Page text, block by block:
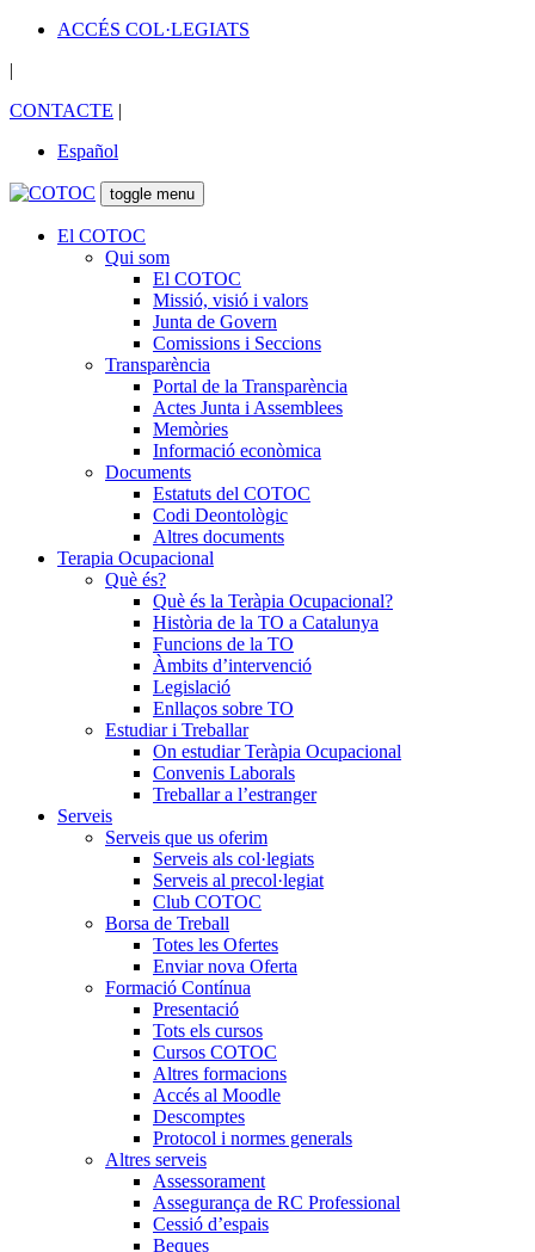
ACCÉS COL·LEGIATS
|
CONTACTE |
Español
toggle menu
El COTOC
Qui som
El COTOC
Missió, visió i valors
Junta de Govern
Comissions i Seccions
Transparència
Portal de la Transparència
Actes Junta i Assemblees
Memòries
Informació econòmica
Documents
Estatuts del COTOC
Codi Deontològic
Altres documents
Terapia Ocupacional
Què és?
Què és la Teràpia Ocupacional?
Història de la TO a Catalunya
Funcions de la TO
Àmbits d’intervenció
Legislació
Enllaços sobre TO
Estudiar i Treballar
On estudiar Teràpia Ocupacional
Convenis Laborals
Treballar a l’estranger
Serveis
Serveis que us oferim
Serveis als col·legiats
Serveis al precol·legiat
Club COTOC
Borsa de Treball
Totes les Ofertes
Enviar nova Oferta
Formació Contínua
Presentació
Tots els cursos
Cursos COTOC
Altres formacions
Accés al Moodle
Descomptes
Protocol i normes generals
Altres serveis
Assessorament
Assegurança de RC Professional
Cessió d’espais
Beques